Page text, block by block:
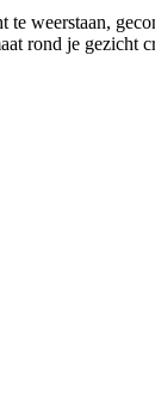
weerstaan,
rond je gezicht